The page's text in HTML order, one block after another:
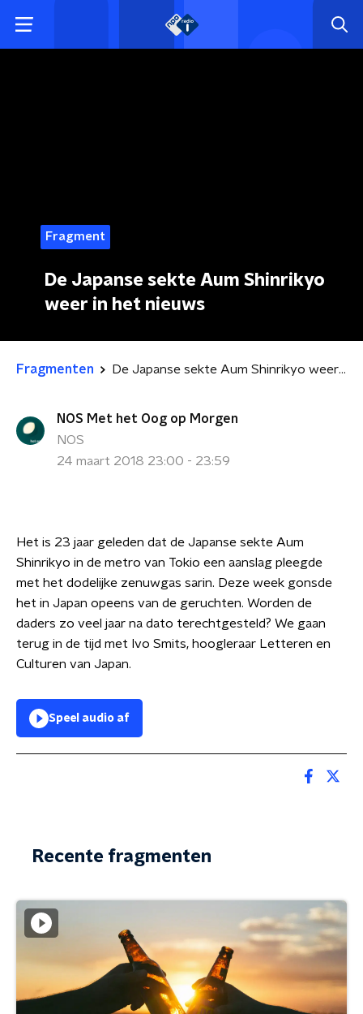
Fragment
De Japanse sekte Aum Shinrikyo
weer in het nieuws
Fragmenten De Japanse sekte Aum Shinrikyo weer in het nieuws
NOS Met het Oog op Morgen
NOS
24 maart 2018 23:00 - 23:59
Het is 23 jaar geleden dat de Japanse sekte Aum
Shinrikyo in de metro van Tokio een aanslag pleegde
met het dodelijke zenuwgas sarin. Deze week gonsde
het in Japan opeens van de geruchten. Worden de
daders zo veel jaar na dato terechtgesteld? We gaan
terug in de tijd met Ivo Smits, hoogleraar Letteren en
Culturen van Japan.
Speel audio af
Recente fragmenten